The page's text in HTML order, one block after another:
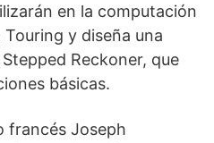
en la computación
y diseña una
Reckoner, que
básicas.
francés Joseph